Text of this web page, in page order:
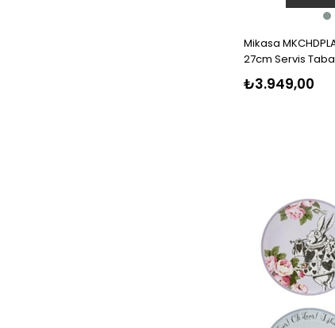
Mikasa
27cm Servis
₺3.949,00